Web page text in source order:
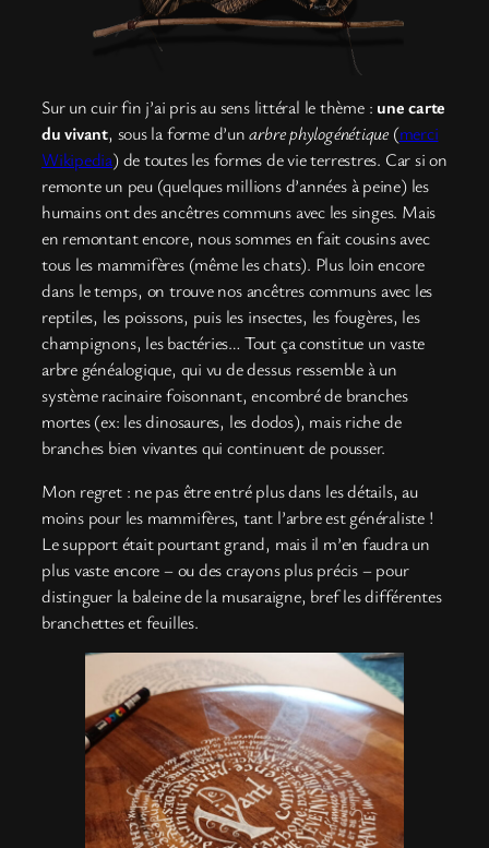
Sur un cuir fin j’ai pris au sens littéral le thème : une carte
du vivant, sous la forme d’unarbre phylogénétique(merci
Wikipedia) de toutes les formes de vie terrestres. Car si on
remonte un peu (quelques millions d’années à peine) les
humains ont des ancêtres communs avec les singes. Mais
en remontant encore, nous sommes en fait cousins avec
tous les mammifères (même les chats). Plus loin encore
dans le temps, on trouve nos ancêtres communs avec les
reptiles, les poissons, puis les insectes, les fougères, les
champignons, les bactéries… Tout ça constitue un vaste
arbre généalogique, qui vu de dessus ressemble à un
système racinaire foisonnant, encombré de branches
mortes (ex: les dinosaures, les dodos), mais riche de
branches bien vivantes qui continuent de pousser.
Mon regret : ne pas être entré plus dans les détails, au
moins pour les mammifères, tant l’arbre est généraliste !
Le support était pourtant grand, mais il m’en faudra un
plus vaste encore – ou des crayons plus précis – pour
distinguer la baleine de la musaraigne, bref les différentes
branchettes et feuilles.